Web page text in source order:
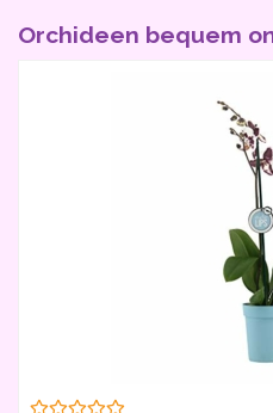
Orchideen bequem